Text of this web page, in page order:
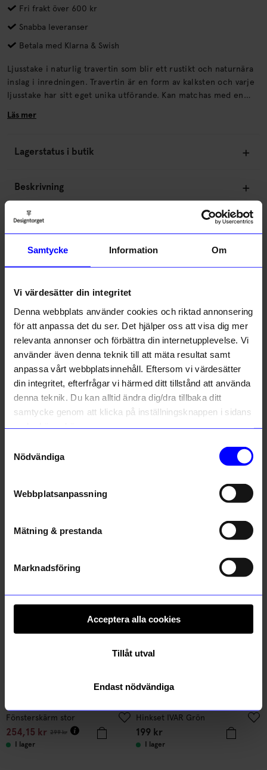
Samtycke Information Om
Vi värdesätter din integritet
Denna webbplats använder cookies och riktad annonsering
för att anpassa det du ser. Det hjälper oss att visa dig mer
relevanta annonser och förbättra din internetupplevelse. Vi
använder även denna teknik till att mäta resultat samt
anpassa vårt webbplatsinnehåll. Eftersom vi värdesätter
din integritet, efterfrågar vi härmed ditt tillstånd att använda
denna teknik. Du kan alltid ändra dig/dra tillbaka ditt
samtycke genom att klicka på inställningsknappen i sidans
Nödvändiga
Webbplatsanpassning
Mätning & prestanda
Marknadsföring
Acceptera alla cookies
Tillåt utval
Endast nödvändiga
Fri frakt över 600 kr
Snabba leveranser
Betala med Klarna & Swish
Ljusstake i naturlig travertin som blir ett rustikt och naturnära
inslag i inredningen. Travertin är en form av kalksten och varje
ljusstake har sitt eget unika utförande. Kan matchas med en
Läs mer
Lagerstatus i butik
Beskrivning
Information
Om tillverkaren
Liknande produkter
Outlet
ÅHLÉNS HOME
I lager
Bästsäljare
Fönsterskärm stor
254,15 kr 299kr
I lager
Hinkset IVAR Grön
199kr
I lager